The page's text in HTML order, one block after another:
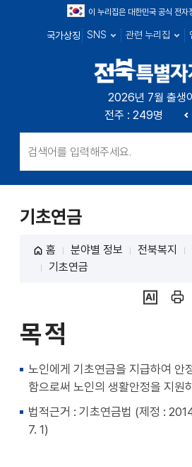
전북특별
도
2026년 7월 출생
전주 : 249명
이 누리집은 대한민국 공식 전자
국가상징 SNS 관련 누리집
기초연금
홈 분야별 정보 전북복지
기초연금
목 적
노인에게 기초연금을 지급하여 안
함으로써 노인의 생활안정을 지원
법적근거 : 기초연금법 (제정 :
7. 1)